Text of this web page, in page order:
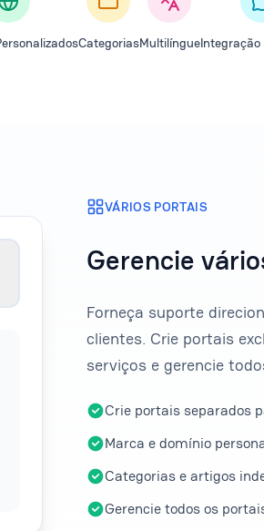
CategoriasMultilíngueIntegração
VÁRIOS PORTAIS
Gerencie
Forneça suporte
clientes. Crie portais
serviços e gerencie
Crie portais separados
Marca e domínio
Categorias e artigos
Gerencie todos os